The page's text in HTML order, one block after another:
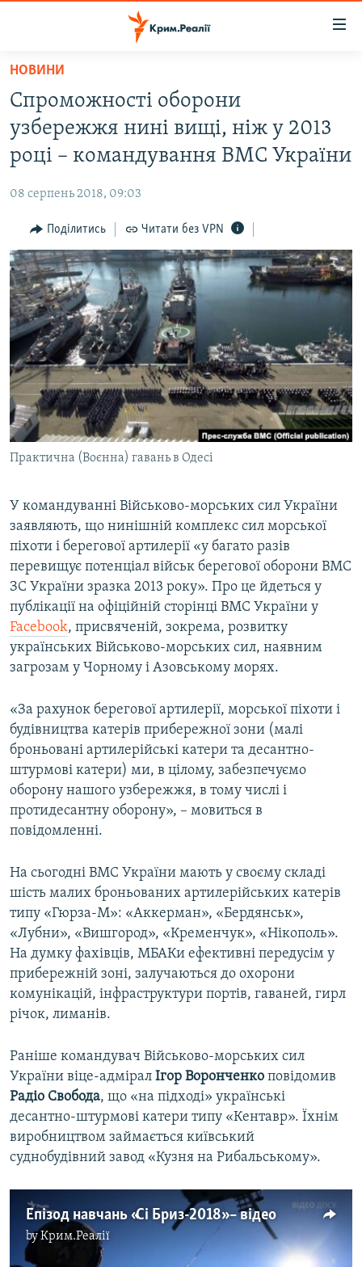
Перейти
основного
матеріалу
Перейти
до
основної
навігації
Перейти
до
пошуку
ВОДА.КРИМ
ВІДЕО ТА ФОТО
БЛОГИ
ПОГЛЯД
ІНТЕРВ'Ю
ВСЕ ЗА ДЕНЬ
СПЕЦПРОЕКТИ
ДЕПОРТАЦІЯ
ВІДЕОУРОКИ «ELIFBE»
СВІДЧЕННЯ ОКУПАЦІЇ
УКРАЇНСЬКА ПРОБЛЕМА КРИМУ
ІНФОГРАФІКА
ЯК ОБІЙТИ БЛОКУВАННЯ
Русский
Qırımtatar
ДОЛУЧАЙСЯ!
Усі сайти RFE/RL
НОВИНИ
Спроможності оборони
узбережжя нині вищі, ніж у 2013
році – командування ВМС України
08 серпень 2018, 09:03
Поділитись Читати без VPN
Практична (Воєнна) гавань в Одесі
У командуванні Військово-морських сил України
заявляють, що нинішній комплекс сил морської
піхоти і берегової артилерії «у багато разів
перевищує потенціал військ берегової оборони ВМС
ЗС України зразка 2013 року». Про це йдеться у
публікації на офіційній сторінці ВМС України у
Facebook, присвяченій, зокрема, розвитку
українських Військово-морських сил, наявним
загрозам у Чорному і Азовському морях.
«За рахунок берегової артилерії, морської піхоти і
будівництва катерів прибережної зони (малі
броньовані артилерійські катери та десантно-
штурмові катери) ми, в цілому, забезпечуємо
оборону нашого узбережжя, в тому числі і
протидесантну оборону», – мовиться в
повідомленні.
На сьогодні ВМС України мають у своєму складі
шість малих броньованих артилерійських катерів
типу «Гюрза-М»: «Аккерман», «Бердянськ»,
«Лубни», «Вишгород», «Кременчук», «Нікополь».
На думку фахівців, МБАКи ефективні передусім у
прибережній зоні, залучаються до охорони
комунікацій, інфраструктури портів, гаваней, гирл
річок, лиманів.
Раніше командувач Військово-морських сил
України віце-адмірал Ігор Воронченко повідомив
Радіо Свобода, що «на підході» українські
десантно-штурмові катери типу «Кентавр». Їхнім
виробництвом займається київський
суднобудівний завод «Кузня на Рибальському».
Епізод навчань «Сі Бриз-2018» – відео
byКрим.Реалії